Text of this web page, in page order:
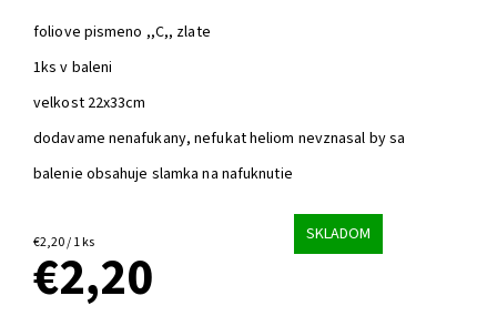
foliove pismeno ,,C,, zlate
1ks v baleni
velkost 22x33cm
dodavame nenafukany, nefukat heliom nevznasal by sa
balenie obsahuje slamka na nafuknutie
€2,20 / 1 ks SKLADOM
€2,20